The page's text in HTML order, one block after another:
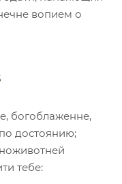
вопием о
богоблаженне,
достоянию;
тебе: